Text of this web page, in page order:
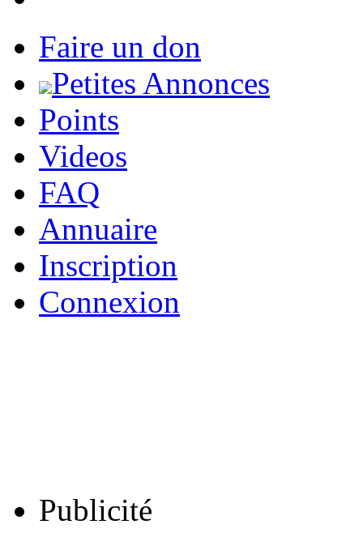
Faire un don
Petites Annonces
Points
Videos
FAQ
Annuaire
Inscription
Connexion
Publicité